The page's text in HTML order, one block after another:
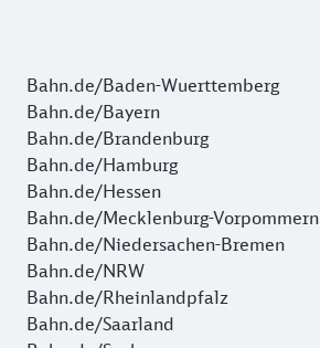
Bahn.de/Baden-Wuerttemberg
Bahn.de/Bayern
Bahn.de/Brandenburg
Bahn.de/Hamburg
Bahn.de/Hessen
Bahn.de/Mecklenburg-Vorpommern
Bahn.de/Niedersachen-Bremen
Bahn.de/NRW
Bahn.de/Rheinlandpfalz
Bahn.de/Saarland